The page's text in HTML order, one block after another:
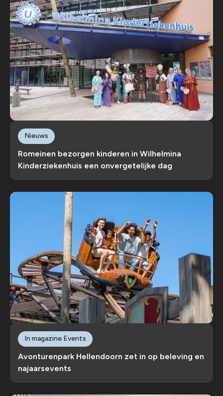
Romeinen bezorgen kinderen in Wilhelmina
Kinderziekenhuis een onvergetelijke dag
Nieuws
Avonturenpark Hellendoorn zet in op beleving en
najaarsevents
In magazine Events